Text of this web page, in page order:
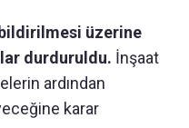
üzerine
durduruldu. İnşaat
ardından
karar